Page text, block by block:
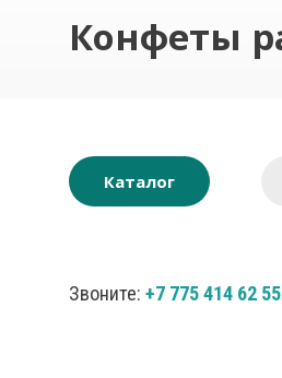
Конфеты
Каталог
Звоните: +7 775 414 62 55